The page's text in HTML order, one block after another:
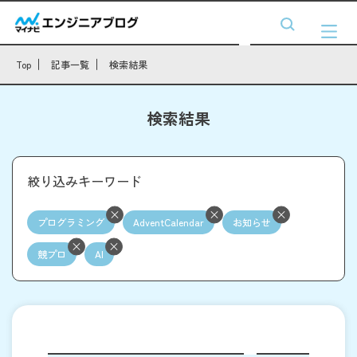
Top 記事一覧 検索結果
検索結果
絞り込みキーワード
プログラミング AdventCalendar お知らせ
競プロ AI